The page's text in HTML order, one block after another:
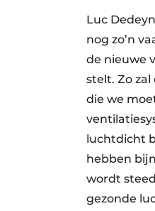
Luc
nog zo’n
de nieuwe
stelt. Zo
die we
luchtdicht
hebben
wordt
gezonde